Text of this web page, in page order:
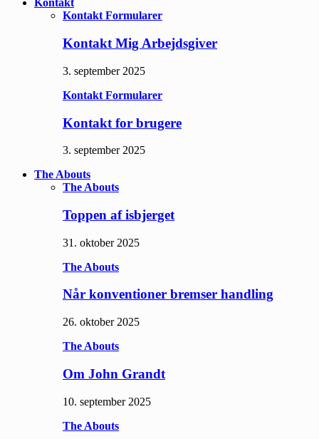
Kontakt
Kontakt Formularer
Kontakt Mig Arbejdsgiver
3. september 2025
Kontakt Formularer
Kontakt for brugere
3. september 2025
The Abouts
The Abouts
Toppen af isbjerget
31. oktober 2025
The Abouts
Når konventioner bremser handling
26. oktober 2025
The Abouts
Om John Grandt
10. september 2025
The Abouts